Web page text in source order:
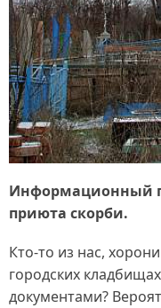
Информационный
приюта скорби.
Кто‑то из нас,
городских
документами?